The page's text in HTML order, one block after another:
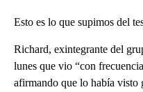
Esto es lo que supimos del
Richard, exintegrante del
lunes que vio “con
afirmando que lo había visto